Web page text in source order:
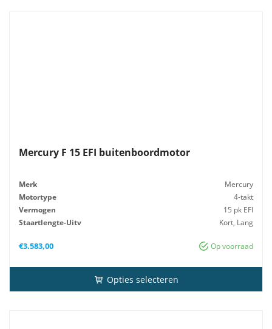
Mercury F 15 EFI buitenboordmotor
Merk
Mercury
Motortype
4-takt
Vermogen
15 pk EFI
Staartlengte-Uitv
Kort, Lang
Op voorraad
€3.583,00
Opties selecteren